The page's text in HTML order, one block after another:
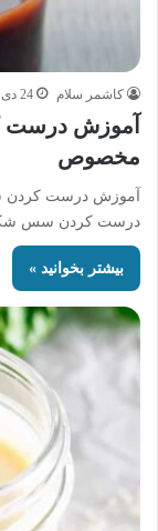
کاشمر سلام 24 دی 1399
آموزش درست
مخصوص
آموزش درست
درست کردن سس
بیشتر بخوانید »